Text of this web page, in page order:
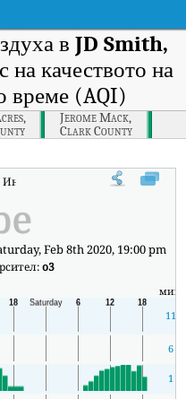
в JD Smith,
на качеството на
време (AQI)
Jerome Mack,
Clark County
Индекс на качеството на
Feb 8th 2020, 19:00 pm
o3
мин
11
6
1